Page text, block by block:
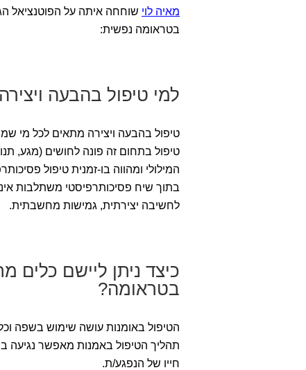
מאיה לוי שוחחה איתה על הפוטנציאל
בטראומה נפשית:
למי טיפול בהבעה
טיפול בהבעה ויצירה מתאים לכל מי
טיפול בתחום זה פונה לחושים (מגע,
המילולי ומהווה בו-זמנית טיפול
בתוך שיח פסיכותרפיסטי משתלבות
לחשיבה יצירתית, גמישות מחשבתית.
כיצד ניתן ליישם כלים
בטראומה?
הטיפול באומנות עושה שימוש בשפה
תהליך הטיפול באמנות מאפשר נגיעה
חייו של הנפגע/ת.